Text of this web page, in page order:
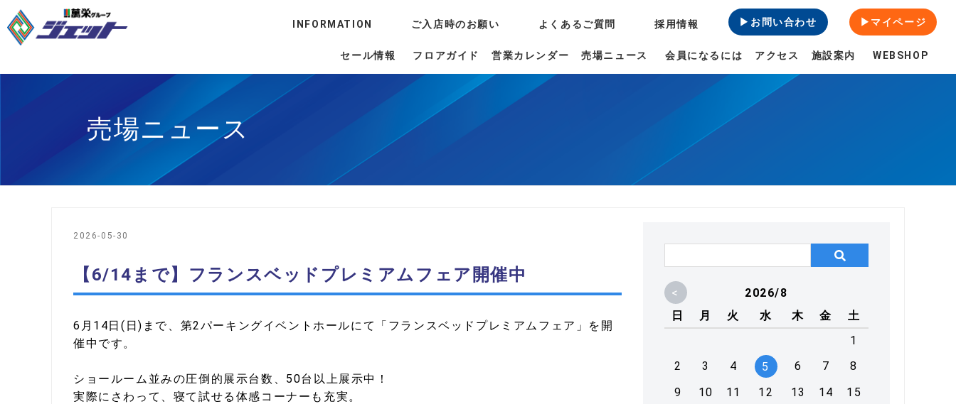
セール情報 フロアガイド 営業カレンダー 売場ニュース 会員になるには アクセス 施設案内 WEBSHOP
INFORMATION ご入店時のお願い よくあるご質問 採用情報 ▶お問い合わせ ▶マイページ
売場ニュース
2026-05-30
【6/14まで】フランスベッドプレミアムフェア開催中
6月14日(日)まで、第2パーキングイベントホールにて「フランスベッドプレミアムフェア」を開
催中です。
ショールーム並みの圧倒的展示台数、50台以上展示中！
実際にさわって、寝て試せる体感コーナーも充実。
<
2026/8
日
月 火 水 木 金
土
1
2
3 4 5 6 7
8
9
10 11 12 13 14
15